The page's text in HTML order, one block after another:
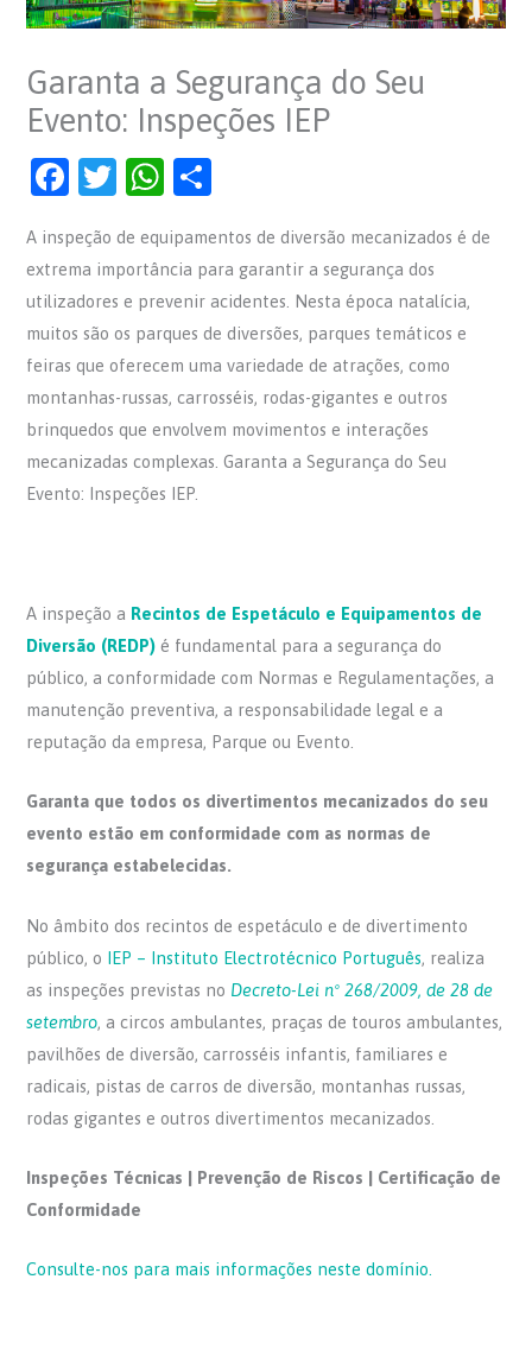
Garanta a Segurança do Seu
Evento: Inspeções IEP
F
c
e
b
o
o
k
T
itt
er
W
at
s
A
p
p
ar
e
A inspeção de equipamentos de diversão mecanizados é de
extrema importância para garantir a segurança dos
utilizadores e prevenir acidentes. Nesta época natalícia,
muitos são os parques de diversões, parques temáticos e
feiras que oferecem uma variedade de atrações, como
montanhas-russas, carrosséis, rodas-gigantes e outros
brinquedos que envolvem movimentos e interações
mecanizadas complexas. Garanta a Segurança do Seu
Evento: Inspeções IEP.
A inspeção a Recintos de Espetáculo e Equipamentos de
Diversão (REDP) é fundamental para a segurança do
público, a conformidade com Normas e Regulamentações, a
manutenção preventiva, a responsabilidade legal e a
reputação da empresa, Parque ou Evento.
Garanta que todos os divertimentos mecanizados do seu
evento estão em conformidade com as normas de
segurança estabelecidas.
No âmbito dos recintos de espetáculo e de divertimento
público, o IEP – Instituto Electrotécnico Português, realiza
as inspeções previstas no Decreto-Lei nº 268/2009, de 28 de
setembro, a circos ambulantes, praças de touros ambulantes,
pavilhões de diversão, carrosséis infantis, familiares e
radicais, pistas de carros de diversão, montanhas russas,
rodas gigantes e outros divertimentos mecanizados.
Inspeções Técnicas | Prevenção de Riscos | Certificação de
Conformidade
Consulte-nos para mais informações neste domínio.